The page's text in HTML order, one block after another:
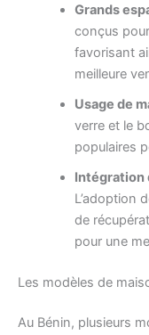
Grands
conçus
favorisant
meilleure
Usage de
verre et le
populaires
Intégration
L’adoption
de
pour une
Les modèles de
Au Bénin, plusieurs